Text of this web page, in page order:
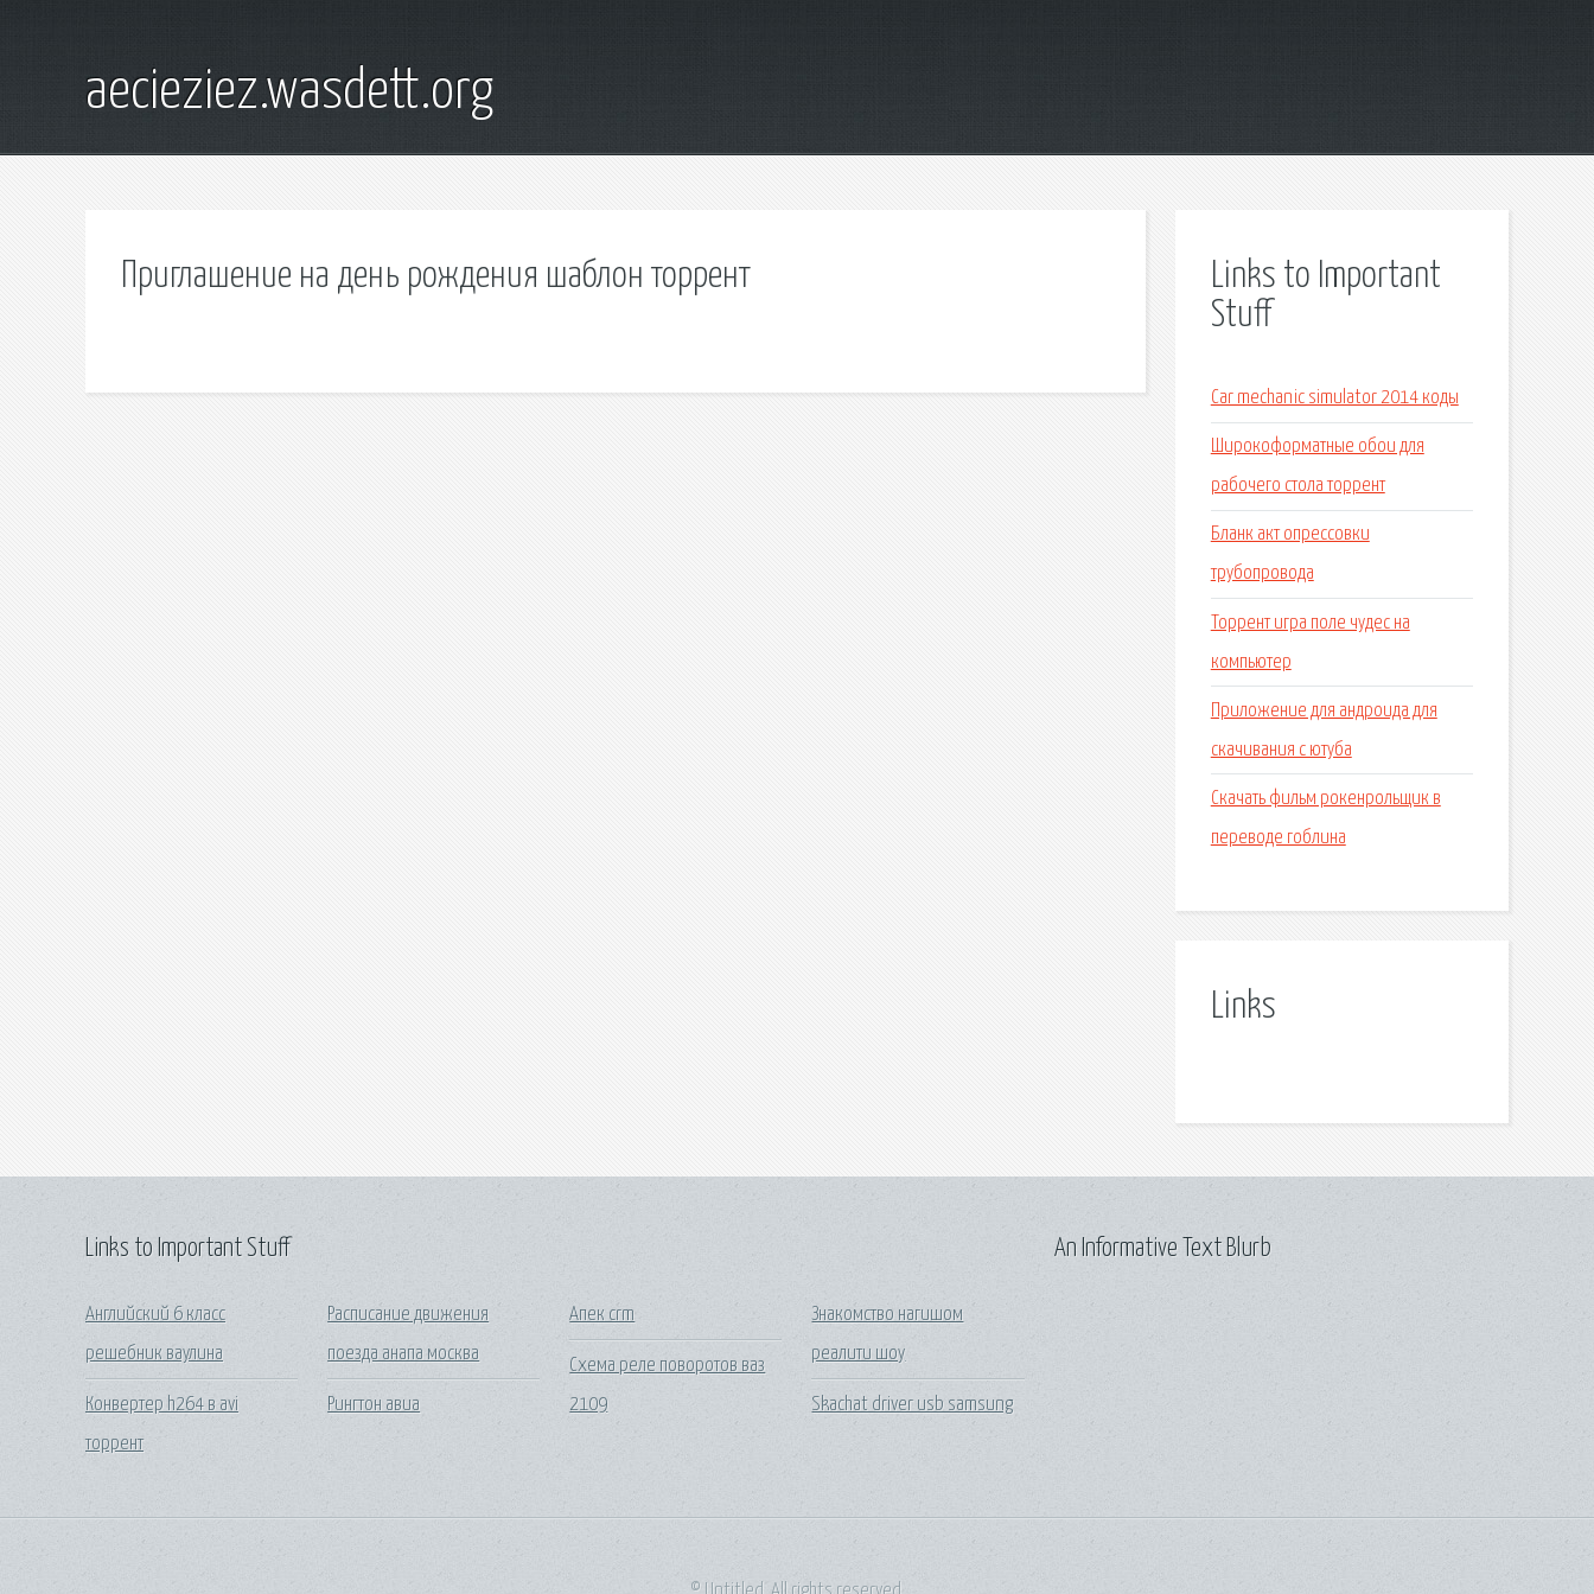
aecieziez.wasdett.org
Приглашение на день рождения шаблон торрент
Links to Important
Stuff
Car mechanic simulator 2014 коды
Широкоформатные обои для
рабочего стола торрент
Бланк акт опрессовки
трубопровода
Торрент игра поле чудес на
компьютер
Приложение для андроида для
скачивания с ютуба
Скачать фильм рокенрольщик в
переводе гоблина
Links
Links to Important Stuff
Английский 6 класс
решебник ваулина
Конвертер h264 в avi
торрент
Расписание движения
поезда анапа москва
Рингтон авиа
Апек crm
Схема реле поворотов ваз
2109
Знакомство нагишом
реалити шоу
Skachat driver usb samsung
An Informative Text Blurb